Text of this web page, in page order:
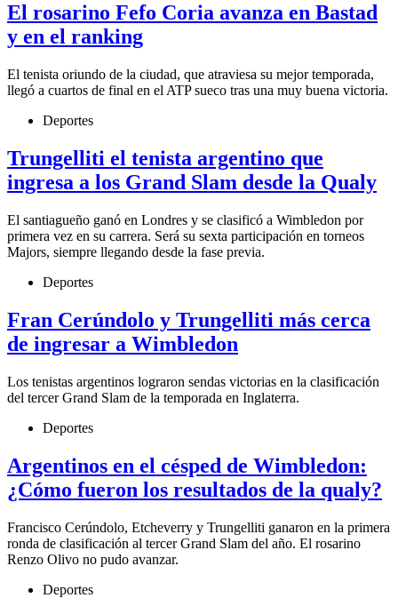
El rosarino Fefo Coria avanza en Bastad
y en el ranking
El tenista oriundo de la ciudad, que atraviesa su mejor temporada,
llegó a cuartos de final en el ATP sueco tras una muy buena victoria.
Deportes
Trungelliti el tenista argentino que
ingresa a los Grand Slam desde la Qualy
El santiagueño ganó en Londres y se clasificó a Wimbledon por
primera vez en su carrera. Será su sexta participación en torneos
Majors, siempre llegando desde la fase previa.
Deportes
Fran Cerúndolo y Trungelliti más cerca
de ingresar a Wimbledon
Los tenistas argentinos lograron sendas victorias en la clasificación
del tercer Grand Slam de la temporada en Inglaterra.
Deportes
Argentinos en el césped de Wimbledon:
¿Cómo fueron los resultados de la qualy?
Francisco Cerúndolo, Etcheverry y Trungelliti ganaron en la primera
ronda de clasificación al tercer Grand Slam del año. El rosarino
Renzo Olivo no pudo avanzar.
Deportes